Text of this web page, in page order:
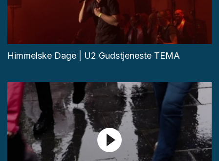
Himmelske Dage | U2 Gudstjeneste TEMA